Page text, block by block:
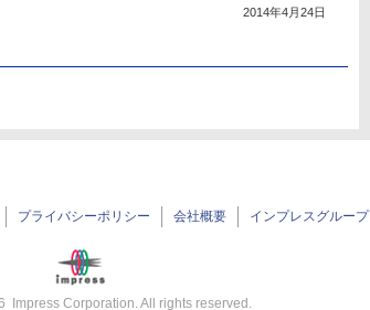
2014年4月24日
プライバシーポリシー 会社概要 インプレスグループ
Impress Corporation. All rights reserved.